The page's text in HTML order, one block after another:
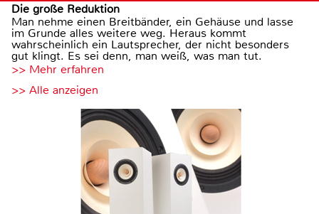
Die große Reduktion
Man nehme einen Breitbänder, ein Gehäuse und lasse
im Grunde alles weitere weg. Heraus kommt
wahrscheinlich ein Lautsprecher, der nicht besonders
gut klingt. Es sei denn, man weiß, was man tut.
>> Mehr erfahren
>> Alle anzeigen